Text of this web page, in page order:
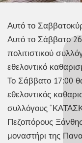
Αυτό το
Αυτό το Σάββατο
πολιτιστικού
εθελοντικό
Το Σάββατο 17:00
εθελοντικός
συλλόγους
Πεζοπόρους
μοναστήρι της